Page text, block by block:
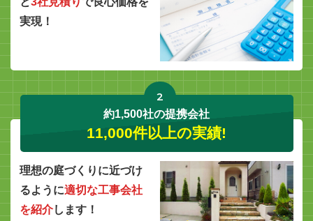
実現！
2
約1,500社の提携会社
11,000件以上の実績!
理想の庭づくりに近づけ
るように適切な工事会社
を紹介します！